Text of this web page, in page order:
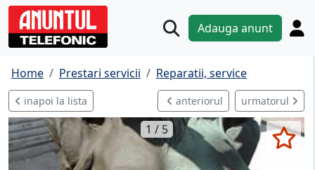
Adauga anunt
Home Prestari servicii Reparatii, service
inapoi la lista anteriorul urmatorul
1 / 5